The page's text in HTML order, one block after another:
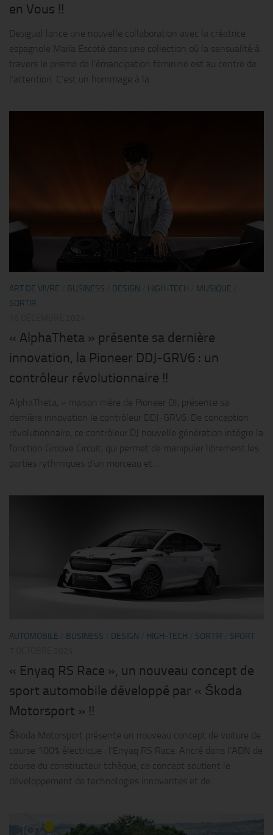
en Vous !!
Desigual lance une nouvelle collaboration avec la créatrice
espagnole María Escoté dans une collection où la sensualité à
travers le prisme de l’émancipation féminine est au centre de
l’attention. C’est un hommage à la...
ART DE VIVRE BUSINESS DESIGN HIGH-TECH MUSIQUE
SORTIR
« AlphaTheta » présente sa dernière
innovation, la Pioneer DDJ-GRV6 : un
contrôleur révolutionnaire !!
AlphaTheta, » maison mère de Pioneer DJ, présente sa
dernière innovation le contrôleur DDJ-GRV6. De conception
révolutionnaire, ce contrôleur DJ nouvelle génération intègre la
fonction Groove Circuit, qui permet de manipuler librement les
parties rythmiques d’un morceau et...
AUTOMOBILE BUSINESS DESIGN HIGH-TECH SORTIR
SPORT
« Enyaq RS Race », un nouveau concept de
sport automobile développé par « Škoda
Motorsport » !!
Škoda Motorsport présente un nouveau concept de voiture de
course 100% électrique : l’Enyaq RS Race. Ancré dans l’ADN de
course du constructeur tchèque, ce concept soutient le
développement de technologies innovantes et de...